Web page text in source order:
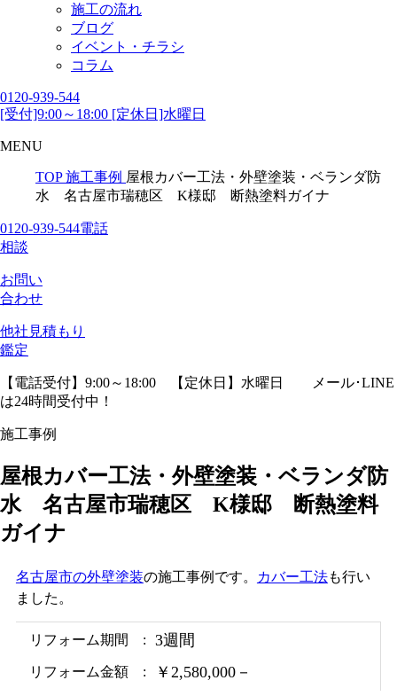
施工の流れ
ブログ
イベント・チラシ
コラム
0120-939-544
[受付]9:00～18:00 [定休日]水曜日
MENU
TOP 施工事例 屋根カバー工法・外壁塗装・ベランダ防
水 名古屋市瑞穂区 K様邸 断熱塗料ガイナ
0120-939-544電話
相談
お問い
合わせ
他社見積もり
鑑定
【電話受付】9:00～18:00 【定休日】水曜日
メール･LINE
は24時間受付中！
施工事例
屋根カバー工法・外壁塗装・ベランダ防
水 名古屋市瑞穂区 K様邸 断熱塗料
ガイナ
名古屋市の外壁塗装の施工事例です。 カバー工法も行い
ました。
リフォーム期間 3週間
リフォーム金額 ￥2,580,000－